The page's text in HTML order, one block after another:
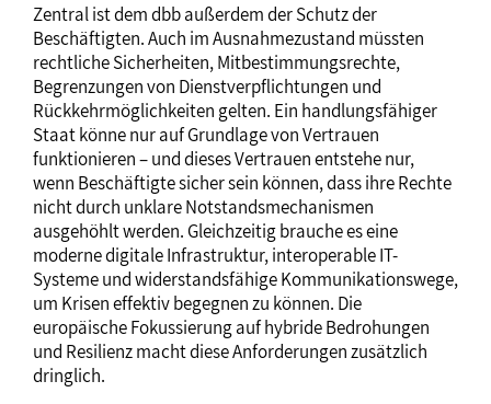
Zentral ist dem dbb außerdem der Schutz der
Beschäftigten. Auch im Ausnahmezustand müssten
rechtliche Sicherheiten, Mitbestimmungsrechte,
Begrenzungen von Dienstverpflichtungen und
Rückkehrmöglichkeiten gelten. Ein handlungsfähiger
Staat könne nur auf Grundlage von Vertrauen
funktionieren – und dieses Vertrauen entstehe nur,
wenn Beschäftigte sicher sein können, dass ihre Rechte
nicht durch unklare Notstandsmechanismen
ausgehöhlt werden. Gleichzeitig brauche es eine
moderne digitale Infrastruktur, interoperable IT-
Systeme und widerstandsfähige Kommunikationswege,
um Krisen effektiv begegnen zu können. Die
europäische Fokussierung auf hybride Bedrohungen
und Resilienz macht diese Anforderungen zusätzlich
dringlich.